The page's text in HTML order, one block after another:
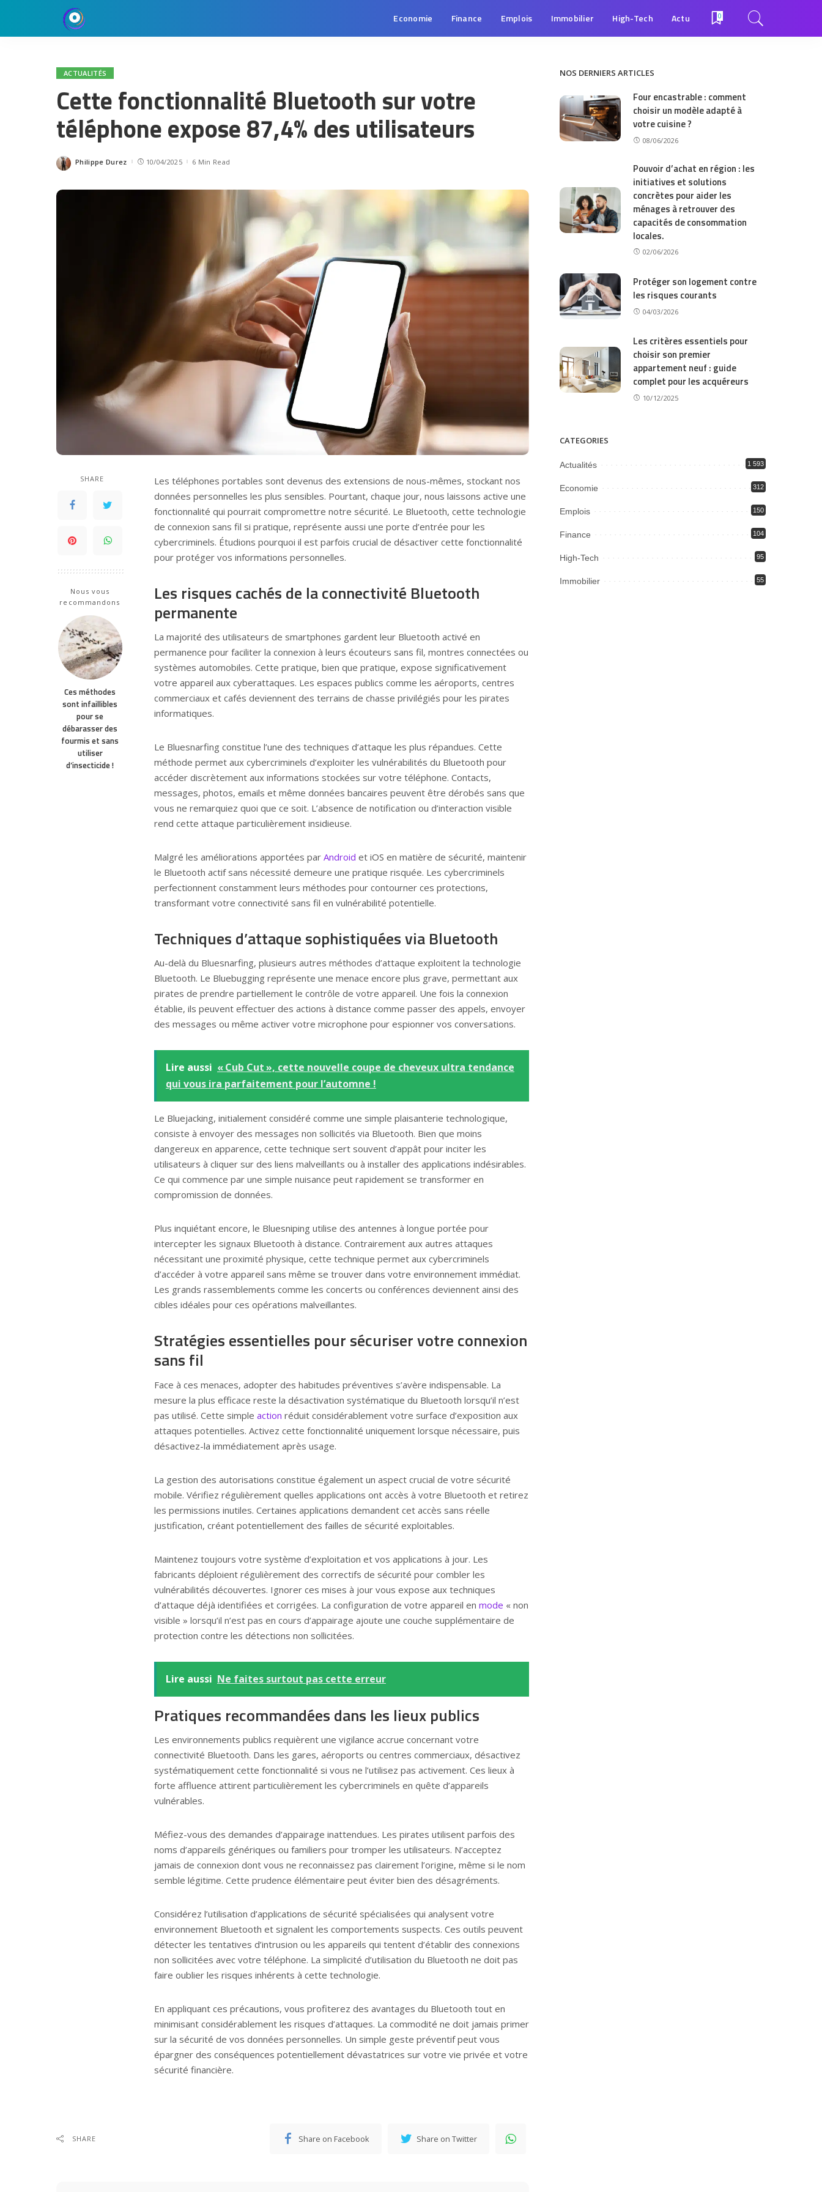
Economie Finance Emplois Immobilier High-Tech Actu 0
ACTUALITÉS
Cette fonctionnalité Bluetooth sur votre
téléphone expose 87,4% des utilisateurs
Posted
Philippe Durez 10/04/2025 6 Min Read
SHARE
Nous vous
recommandons
Ces méthodes
sont infaillibles
pour se
débarasser des
fourmis et sans
utiliser
d’insecticide !
Les téléphones portables sont devenus des extensions de nous-mêmes, stockant nos
données personnelles les plus sensibles. Pourtant, chaque jour, nous laissons active une
fonctionnalité qui pourrait compromettre notre sécurité. Le Bluetooth, cette technologie
de connexion sans fil si pratique, représente aussi une porte d’entrée pour les
cybercriminels. Étudions pourquoi il est parfois crucial de désactiver cette fonctionnalité
pour protéger vos informations personnelles.
Les risques cachés de la connectivité Bluetooth
permanente
La majorité des utilisateurs de smartphones gardent leur Bluetooth activé en
permanence pour faciliter la connexion à leurs écouteurs sans fil, montres connectées ou
systèmes automobiles. Cette pratique, bien que pratique, expose significativement
votre appareil aux cyberattaques. Les espaces publics comme les aéroports, centres
commerciaux et cafés deviennent des terrains de chasse privilégiés pour les pirates
informatiques.
Le Bluesnarfing constitue l’une des techniques d’attaque les plus répandues. Cette
méthode permet aux cybercriminels d’exploiter les vulnérabilités du Bluetooth pour
accéder discrètement aux informations stockées sur votre téléphone. Contacts,
messages, photos, emails et même données bancaires peuvent être dérobés sans que
vous ne remarquiez quoi que ce soit. L’absence de notification ou d’interaction visible
rend cette attaque particulièrement insidieuse.
Malgré les améliorations apportées par Android et iOS en matière de sécurité, maintenir
le Bluetooth actif sans nécessité demeure une pratique risquée. Les cybercriminels
perfectionnent constamment leurs méthodes pour contourner ces protections,
transformant votre connectivité sans fil en vulnérabilité potentielle.
Techniques d’attaque sophistiquées via Bluetooth
Au-delà du Bluesnarfing, plusieurs autres méthodes d’attaque exploitent la technologie
Bluetooth. Le Bluebugging représente une menace encore plus grave, permettant aux
pirates de prendre partiellement le contrôle de votre appareil. Une fois la connexion
établie, ils peuvent effectuer des actions à distance comme passer des appels, envoyer
des messages ou même activer votre microphone pour espionner vos conversations.
Lire aussi « Cub Cut », cette nouvelle coupe de cheveux ultra tendance
qui vous ira parfaitement pour l’automne !
Le Bluejacking, initialement considéré comme une simple plaisanterie technologique,
consiste à envoyer des messages non sollicités via Bluetooth. Bien que moins
dangereux en apparence, cette technique sert souvent d’appât pour inciter les
utilisateurs à cliquer sur des liens malveillants ou à installer des applications indésirables.
Ce qui commence par une simple nuisance peut rapidement se transformer en
compromission de données.
Plus inquiétant encore, le Bluesniping utilise des antennes à longue portée pour
intercepter les signaux Bluetooth à distance. Contrairement aux autres attaques
nécessitant une proximité physique, cette technique permet aux cybercriminels
d’accéder à votre appareil sans même se trouver dans votre environnement immédiat.
Les grands rassemblements comme les concerts ou conférences deviennent ainsi des
cibles idéales pour ces opérations malveillantes.
Stratégies essentielles pour sécuriser votre connexion
sans fil
Face à ces menaces, adopter des habitudes préventives s’avère indispensable. La
mesure la plus efficace reste la désactivation systématique du Bluetooth lorsqu’il n’est
pas utilisé. Cette simple action réduit considérablement votre surface d’exposition aux
attaques potentielles. Activez cette fonctionnalité uniquement lorsque nécessaire, puis
désactivez-la immédiatement après usage.
La gestion des autorisations constitue également un aspect crucial de votre sécurité
mobile. Vérifiez régulièrement quelles applications ont accès à votre Bluetooth et retirez
les permissions inutiles. Certaines applications demandent cet accès sans réelle
justification, créant potentiellement des failles de sécurité exploitables.
Maintenez toujours votre système d’exploitation et vos applications à jour. Les
fabricants déploient régulièrement des correctifs de sécurité pour combler les
vulnérabilités découvertes. Ignorer ces mises à jour vous expose aux techniques
d’attaque déjà identifiées et corrigées. La configuration de votre appareil en mode « non
visible » lorsqu’il n’est pas en cours d’appairage ajoute une couche supplémentaire de
protection contre les détections non sollicitées.
Lire aussi Ne faites surtout pas cette erreur
Pratiques recommandées dans les lieux publics
Les environnements publics requièrent une vigilance accrue concernant votre
connectivité Bluetooth. Dans les gares, aéroports ou centres commerciaux, désactivez
systématiquement cette fonctionnalité si vous ne l’utilisez pas activement. Ces lieux à
forte affluence attirent particulièrement les cybercriminels en quête d’appareils
vulnérables.
Méfiez-vous des demandes d’appairage inattendues. Les pirates utilisent parfois des
noms d’appareils génériques ou familiers pour tromper les utilisateurs. N’acceptez
jamais de connexion dont vous ne reconnaissez pas clairement l’origine, même si le nom
semble légitime. Cette prudence élémentaire peut éviter bien des désagréments.
Considérez l’utilisation d’applications de sécurité spécialisées qui analysent votre
environnement Bluetooth et signalent les comportements suspects. Ces outils peuvent
détecter les tentatives d’intrusion ou les appareils qui tentent d’établir des connexions
non sollicitées avec votre téléphone. La simplicité d’utilisation du Bluetooth ne doit pas
faire oublier les risques inhérents à cette technologie.
En appliquant ces précautions, vous profiterez des avantages du Bluetooth tout en
minimisant considérablement les risques d’attaques. La commodité ne doit jamais primer
sur la sécurité de vos données personnelles. Un simple geste préventif peut vous
épargner des conséquences potentiellement dévastatrices sur votre vie privée et votre
sécurité financière.
SHARE Share on Facebook Share on Twitter
NOS DERNIERS ARTICLES
Four encastrable : comment
choisir un modèle adapté à
votre cuisine ?
08/06/2026
Pouvoir d’achat en région : les
initiatives et solutions
concrètes pour aider les
ménages à retrouver des
capacités de consommation
locales.
02/06/2026
Protéger son logement contre
les risques courants
04/03/2026
Les critères essentiels pour
choisir son premier
appartement neuf : guide
complet pour les acquéreurs
10/12/2025
CATEGORIES
Actualités 1 593
Economie 312
Emplois 150
Finance 104
High-Tech 95
Immobilier 55